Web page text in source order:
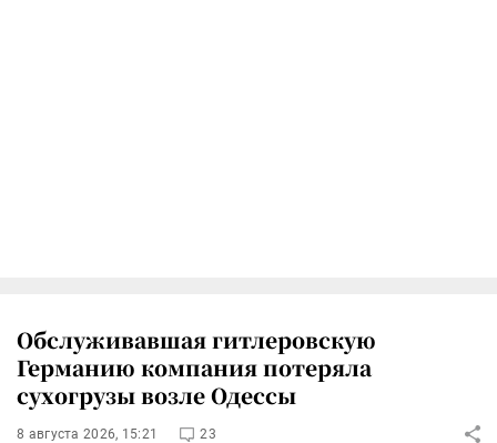
Обслуживавшая гитлеровскую
Германию компания потеряла
сухогрузы возле Одессы
8 августа 2026, 15:21 23